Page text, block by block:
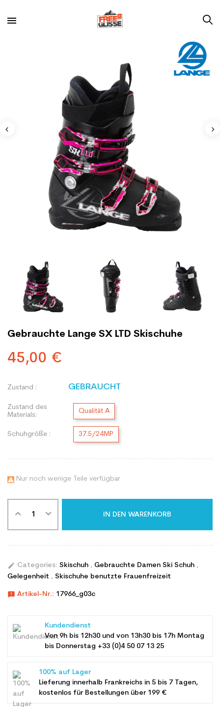
Gebrauchte Lange SX LTD Skischuhe
45,00 €
Zustand : GEBRAUCHT
Zustand des
Materials:
Qualität A
Schuhgröße : 37.5/24MP
 Nur noch wenige Teile verfügbar
IN DEN WARENKORB
edit Categories: Skischuh , Gebrauchte Damen Ski Schuh ,
Gelegenheit , Skischuhe benutzte Frauenfreizeit
announcement Artikel-Nr.: 17966_g03c
Kundendienst
Von 9h bis 12h30 und von 13h30 bis 17h Montag
bis Donnerstag +33 (0)4 50 07 13 25
100% auf Lager
Lieferung innerhalb Frankreichs in 5 bis 7 Tagen,
kostenlos für Bestellungen über 199 €